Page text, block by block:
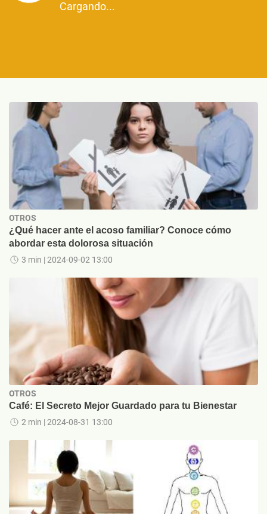
Cargando...
OTROS
¿Qué hacer ante el acoso familiar? Conoce cómo
abordar esta dolorosa situación
3 min | 2024-09-02 13:00
OTROS
Café: El Secreto Mejor Guardado para tu Bienestar
2 min | 2024-08-31 13:00